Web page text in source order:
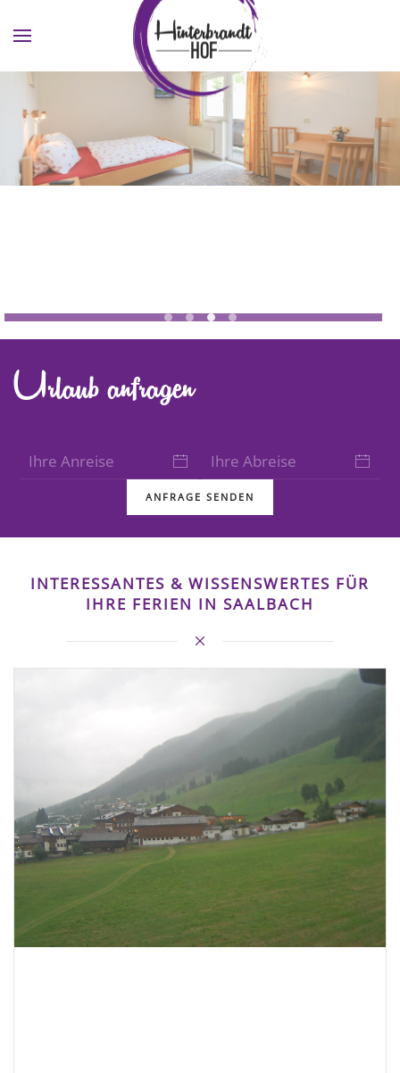
Skip to main content
Jugendhotel Saalbach Zimmer 1
Jugendhotel Saalbach
Urlaub anfragen
ANFRAGE SENDEN
INTERESSANTES & WISSENSWERTES FÜR
IHRE FERIEN IN SAALBACH